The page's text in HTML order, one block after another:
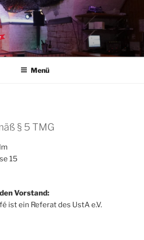
seit 1977
Menü
§ 5 TMG
15
Vorstand:
ist ein Referat des UstA e.V.